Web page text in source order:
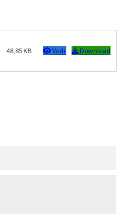
48,85 KB Vedi Download